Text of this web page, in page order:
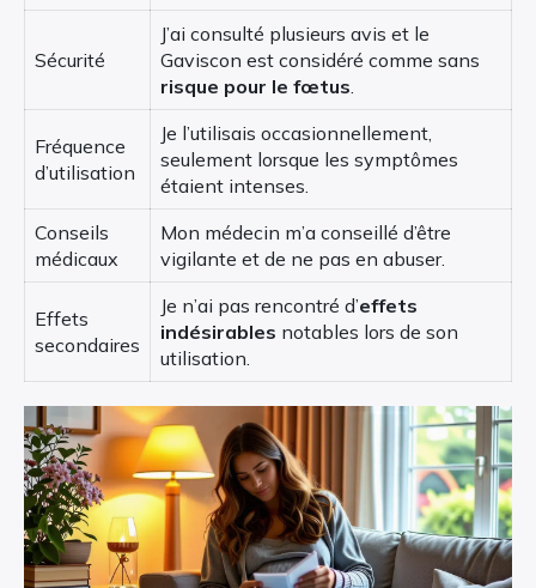
Sécurité
J’ai consulté plusieurs avis et le
Gaviscon est considéré comme sans
risque pour le fœtus
Fréquence
d’utilisation
Je l’utilisais occasionnellement,
seulement lorsque les symptômes
étaient intenses.
Conseils
médicaux
Mon médecin m’a conseillé d’être
vigilante et de ne pas en abuser.
Effets
secondaires
Je n’ai pas rencontré d’effets
indésirables notables lors de son
utilisation.